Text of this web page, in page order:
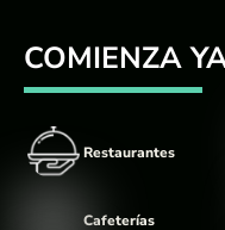
COMIENZA
Restaurantes
Cafeterías